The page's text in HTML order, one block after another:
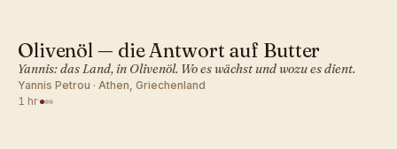
GRIECHISCH · ABENDESSEN
Olivenöl — die Antwort auf Butter
Yannis: das Land, in Olivenöl. Wo es wächst und wozu es dient.
Yannis Petrou · Athen, Griechenland
1 hr·